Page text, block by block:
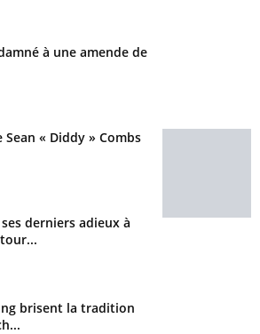
à une amende de
« Diddy » Combs
derniers adieux à
brisent la tradition